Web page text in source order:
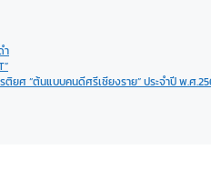
ำ
ติยศ “ต้นแบบคนดีศรีเชียงราย” ประจำปี พ.ศ